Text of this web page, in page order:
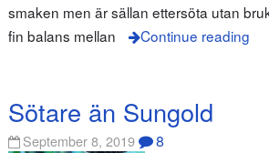
smaken men är sällan ettersöta utan
fin balans mellan
Continue reading
Sötare än Sungold
September 8, 2019 8